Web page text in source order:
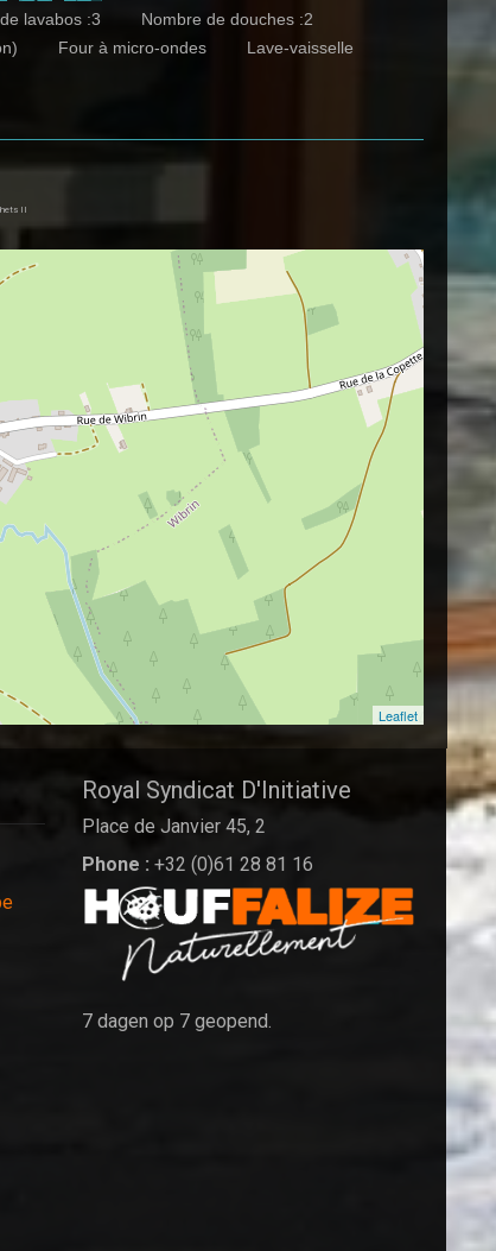
lavabos :3
Nombre de douches :2
Four à micro-ondes
Lave-vaisselle
II
Leaflet
Royal Syndicat D'Initiative
Place de Janvier 45, 2
Phone : +32 (0)61 28 81 16
7 dagen op 7 geopend.